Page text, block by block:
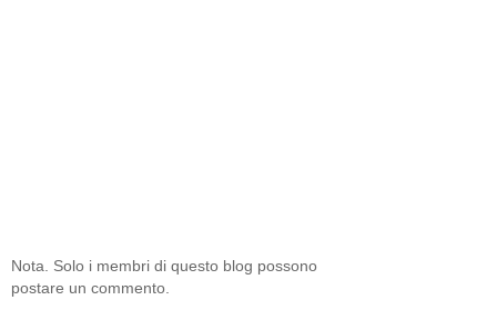
Nota. Solo i membri di questo blog possono
postare un commento.